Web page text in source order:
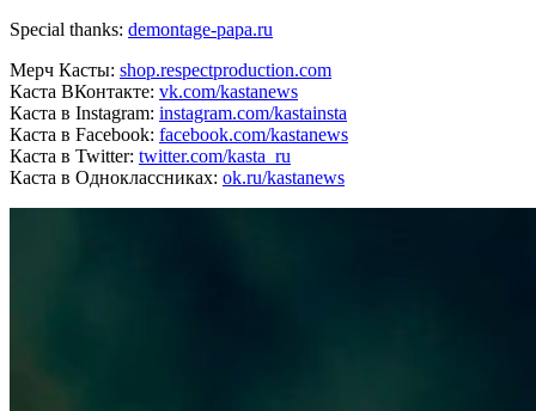
Special thanks: demontage-papa.ru
Мерч Касты: shop.respectproduction.com
Каста ВКонтакте: vk.com/kastanews
Каста в Instagram: instagram.com/kastainsta
Каста в Facebook: facebook.com/kastanews
Каста в Twitter: twitter.com/kasta_ru
Каста в Одноклассниках: ok.ru/kastanews